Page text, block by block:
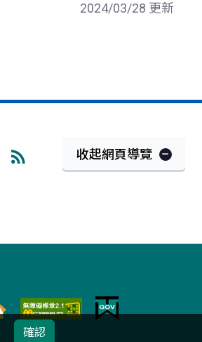
2024/03/28 更新
收起網頁導覽
確認